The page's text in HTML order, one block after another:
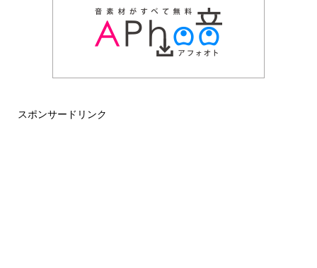
スポンサードリンク